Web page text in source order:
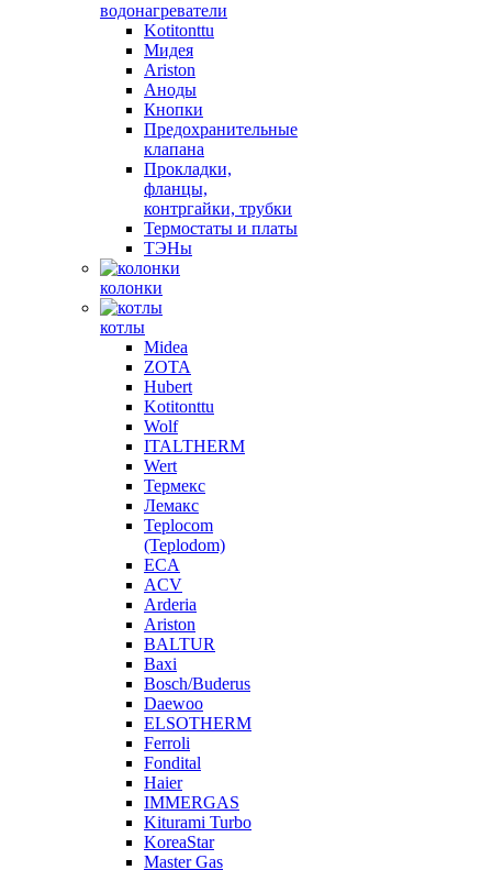
водонагреватели
Kotitonttu
Мидея
Ariston
Аноды
Кнопки
Предохранительные
клапана
Прокладки,
фланцы,
контргайки, трубки
Термостаты и платы
ТЭНы
колонки
котлы
Midea
ZOTA
Hubert
Kotitonttu
Wolf
ITALTHERM
Wert
Термекс
Лемакс
Teplocom
(Teplodom)
ECA
ACV
Arderia
Ariston
BALTUR
Baxi
Bosch/Buderus
Daewoo
ELSOTHERM
Ferroli
Fondital
Haier
IMMERGAS
Kiturami Turbo
KoreaStar
Master Gas